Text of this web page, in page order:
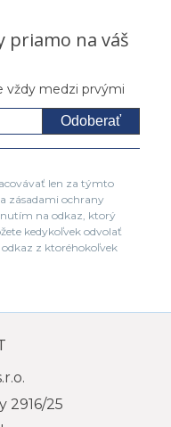
priamo na váš
vždy medzi prvými
Odoberať
len za týmto
zásadami ochrany
na odkaz, ktorý
kedykoľvek odvolať
z ktoréhokoľvek
2916/25